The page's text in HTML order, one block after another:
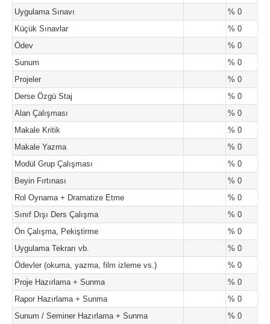
Uygulama Sınavı
% 0
Küçük Sınavlar
% 0
Ödev
% 0
Sunum
% 0
Projeler
% 0
Derse Özgü Staj
% 0
Alan Çalışması
% 0
Makale Kritik
% 0
Makale Yazma
% 0
Modül Grup Çalışması
% 0
Beyin Fırtınası
% 0
Rol Oynama + Dramatize Etme
% 0
Sınıf Dışı Ders Çalışma
% 0
Ön Çalışma, Pekiştirme
% 0
Uygulama Tekrarı vb.
% 0
Ödevler (okuma, yazma, film izleme vs.)
% 0
Proje Hazırlama + Sunma
% 0
Rapor Hazırlama + Sunma
% 0
Sunum / Seminer Hazırlama + Sunma
% 0